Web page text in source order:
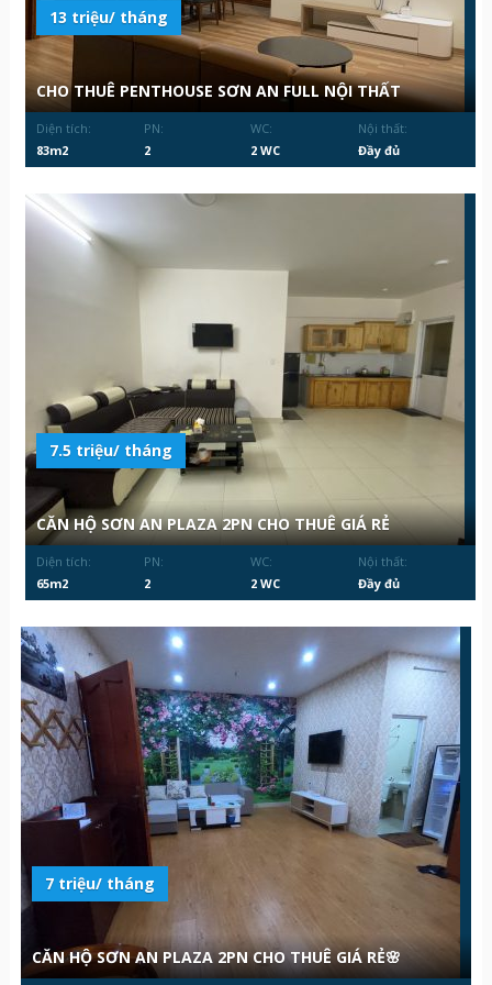
13 triệu/ tháng
CHO THUÊ PENTHOUSE SƠN AN FULL NỘI THẤT
Diện tích:
83m2
PN:
2
WC:
2 WC
Nội thất:
Đầy đủ
7.5 triệu/ tháng
CĂN HỘ SƠN AN PLAZA 2PN CHO THUÊ GIÁ RẺ
Diện tích:
65m2
PN:
2
WC:
2 WC
Nội thất:
Đầy đủ
7 triệu/ tháng
CĂN HỘ SƠN AN PLAZA 2PN CHO THUÊ GIÁ RẺ🌸